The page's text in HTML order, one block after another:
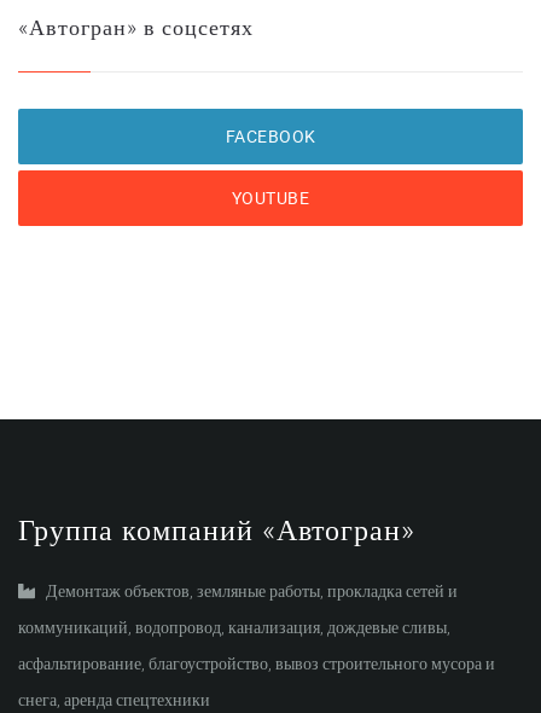
«Автогран» в соцсетях
FACEBOOK
YOUTUBE
Группа компаний «Автогран»
Демонтаж объектов, земляные работы, прокладка сетей и
коммуникаций, водопровод, канализация, дождевые сливы,
асфальтирование, благоустройство, вывоз строительного мусора и
снега, аренда спецтехники